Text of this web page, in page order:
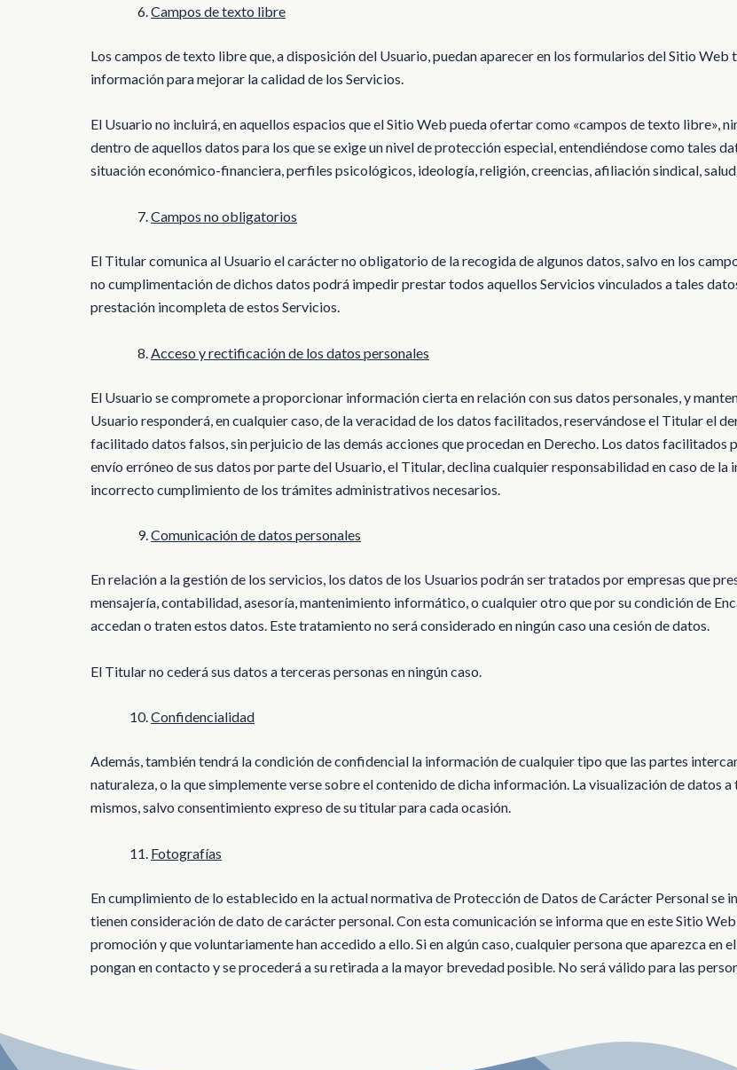
Campos de texto libre
Los campos de texto libre que, a disposición del Usuario, puedan aparecer en los formularios del Sitio
información para mejorar la calidad de los Servicios.
El Usuario no incluirá, en aquellos espacios que el Sitio Web pueda ofertar como «campos de texto libre»,
dentro de aquellos datos para los que se exige un nivel de protección especial, entendiéndose como tales
situación económico-financiera, perfiles psicológicos, ideología, religión, creencias, afiliación sindical,
Campos no obligatorios
El Titular comunica al Usuario el carácter no obligatorio de la recogida de algunos datos, salvo en los
no cumplimentación de dichos datos podrá impedir prestar todos aquellos Servicios vinculados a tales
prestación incompleta de estos Servicios.
Acceso y rectificación de los datos personales
El Usuario se compromete a proporcionar información cierta en relación con sus datos personales, y
Usuario responderá, en cualquier caso, de la veracidad de los datos facilitados, reservándose el Titular el
facilitado datos falsos, sin perjuicio de las demás acciones que procedan en Derecho. Los datos facilitados
envío erróneo de sus datos por parte del Usuario, el Titular, declina cualquier responsabilidad en caso de
incorrecto cumplimiento de los trámites administrativos necesarios.
Comunicación de datos personales
En relación a la gestión de los servicios, los datos de los Usuarios podrán ser tratados por empresas que
mensajería, contabilidad, asesoría, mantenimiento informático, o cualquier otro que por su condición de
accedan o traten estos datos. Este tratamiento no será considerado en ningún caso una cesión de datos.
El Titular no cederá sus datos a terceras personas en ningún caso.
Confidencialidad
Además, también tendrá la condición de confidencial la información de cualquier tipo que las partes
naturaleza, o la que simplemente verse sobre el contenido de dicha información. La visualización de datos
mismos, salvo consentimiento expreso de su titular para cada ocasión.
Fotografías
En cumplimiento de lo establecido en la actual normativa de Protección de Datos de Carácter Personal se
tienen consideración de dato de carácter personal. Con esta comunicación se informa que en este Sitio
promoción y que voluntariamente han accedido a ello. Si en algún caso, cualquier persona que aparezca en
pongan en contacto y se procederá a su retirada a la mayor brevedad posible. No será válido para las